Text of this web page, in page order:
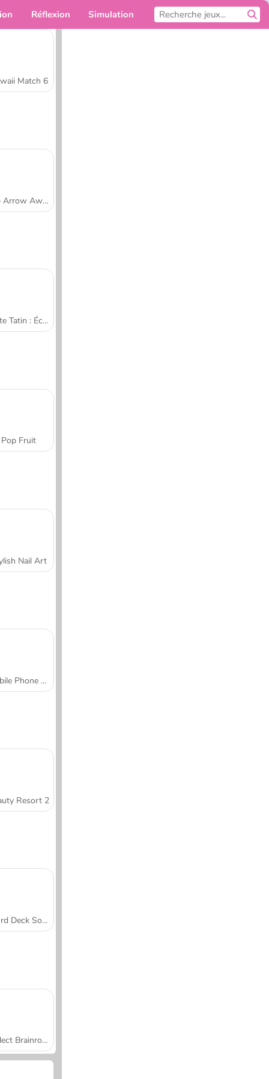
Réflexion Simulation
Match 6
Tap Arrow Away
Tarte Tatin : École de cuisine de Sara
Pop Fruit
Nail Art
Mobile Phone Case Design & DIY
Resort 2
Word Deck Solitaire
Collect Brainrot Arena